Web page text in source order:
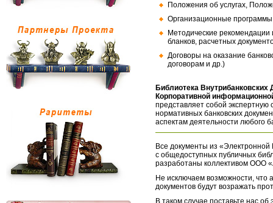
Положения об услугах,
Организационные
Методические
бланков, расчетных
Договоры на оказание
договорам и др.)
Библиотека
Корпоративной
представляет собой экспертную
нормативных банковских
аспектам деятельности любого
Все документы из «Электронной
с общедоступных публичных
разработаны коллективом ООО
Не исключаем возможности, что
документов будут возражать
В таком случае поставьте нас